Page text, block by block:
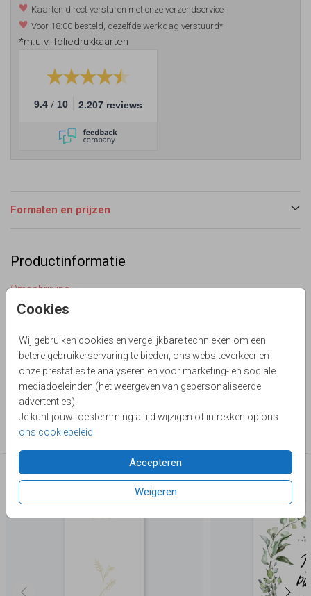
Cookies
Wij gebruiken cookies en vergelijkbare technieken om een
betere gebruikerservaring te bieden, ons websiteverkeer en
onze prestaties te analyseren en voor marketing- en sociale
mediadoeleinden (het weergeven van gepersonaliseerde
advertenties).
Je kunt jouw toestemming altijd wijzigen of intrekken op ons
ons cookiebeleid
Accepteren
Weigeren
Kaarten direct versturen met onze verzendservice
Voor 18:00 besteld, dezelfde werkdag verstuurd*
*m.u.v. foliedrukkaarten
9.4 / 10 2.207 reviews
Formaten en prijzen
Productinformatie
Omschrijving
Opzoek naar een romantische save the date kaart met
groene pastel tinten? Zelf maken! Met ronde hoekjes. Soft
boho flowers. Kijk in onze editor bij kalenders voor een
kalender van een andere maand.
Toon meer
Lievez
Collectie
Save the Date
Deze producten zijn wellicht ook iets voor je